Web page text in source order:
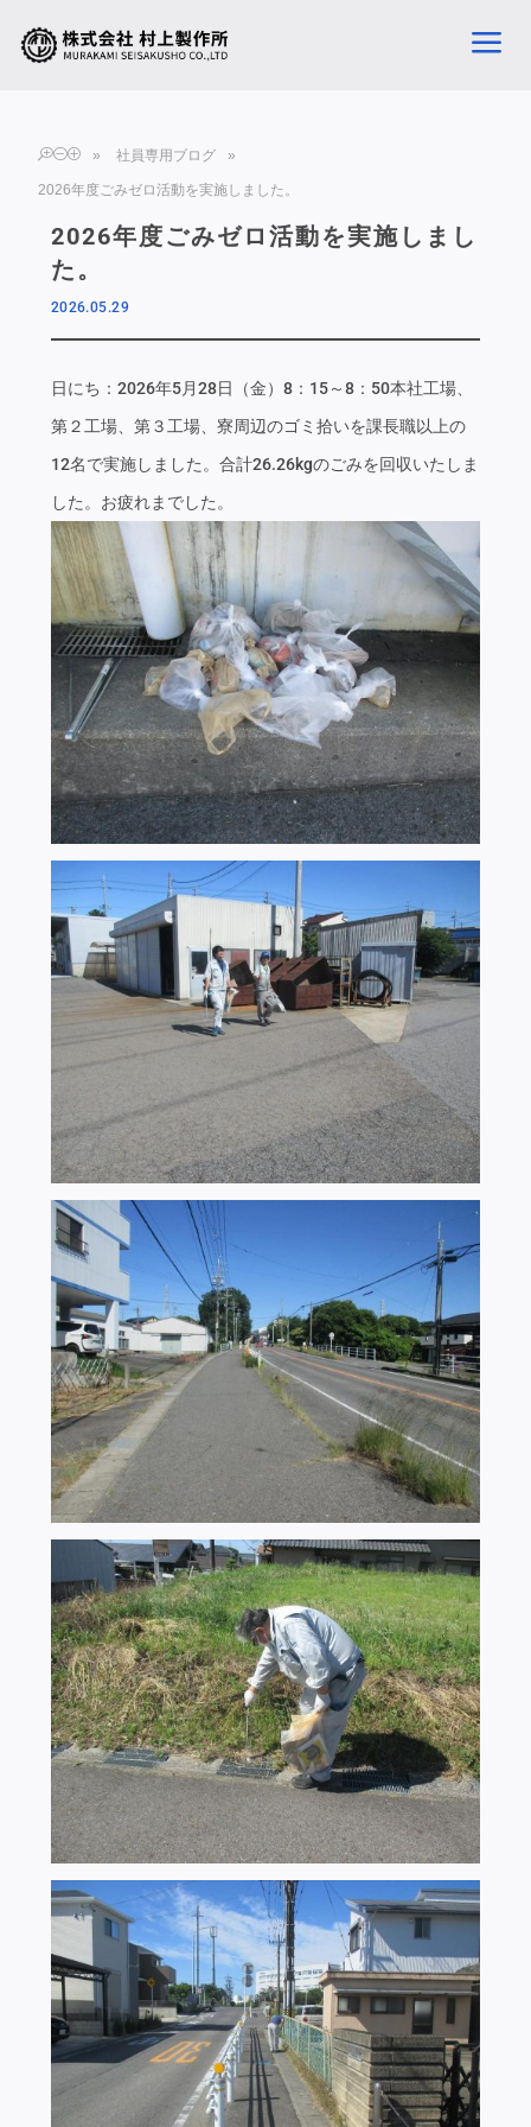
a
TOP » 社員専用ブログ »
2026年度ごみゼロ活動を実施しました。
2026年度ごみゼロ活動を実施しまし
た。
2026.05.29
日にち：2026年5月28日（金）8：15～8：50本社工場、
第２工場、第３工場、寮周辺のゴミ拾いを課長職以上の
12名で実施しました。合計26.26kgのごみを回収いたしま
した。お疲れまでした。